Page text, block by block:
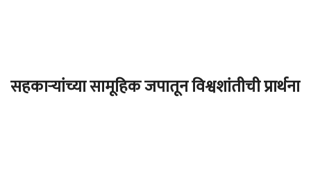
सहकाऱ्यांच्या सामूहिक जपातून विश्वशांतीची प्रार्थना